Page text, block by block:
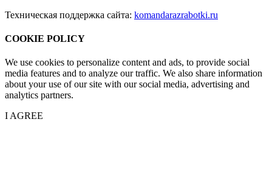
Техническая поддержка сайта: komandarazrabotki.ru
COOKIE POLICY
We use cookies to personalize content and ads, to provide social
media features and to analyze our traffic. We also share information
about your use of our site with our social media, advertising and
analytics partners.
I AGREE